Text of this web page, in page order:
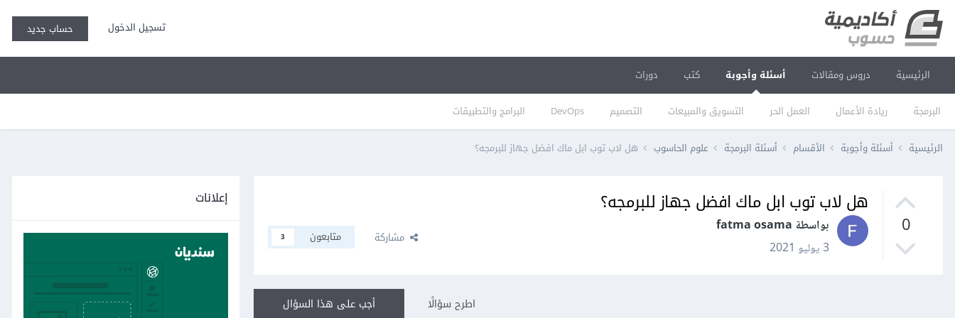
تسجيل الدخول حساب جديد
الرئيسية دروس ومقالات أسئلة وأجوبة
البرمجة ريادة الأعمال العمل الحر التسويق والمبيعات التصميم DevOps البرامج والتطبيقات
كتب دورات
الرئيسية أسئلة وأجوبة الأقسام أسئلة البرمجة علوم الحاسوب هل لاب توب ابل ماك افضل جهاز للبرمجه؟
0
هل لاب توب ابل ماك افضل جهاز للبرمجه؟
بواسطة fatma osama
3 يوليو 2021
مشاركة متابعون 3
أجب على هذا السؤال اطرح سؤالًا
إعلانات